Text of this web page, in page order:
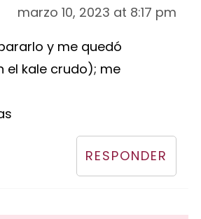
marzo 10, 2023 at 8:17 pm
y me quedó
el kale crudo); me
RESPONDER